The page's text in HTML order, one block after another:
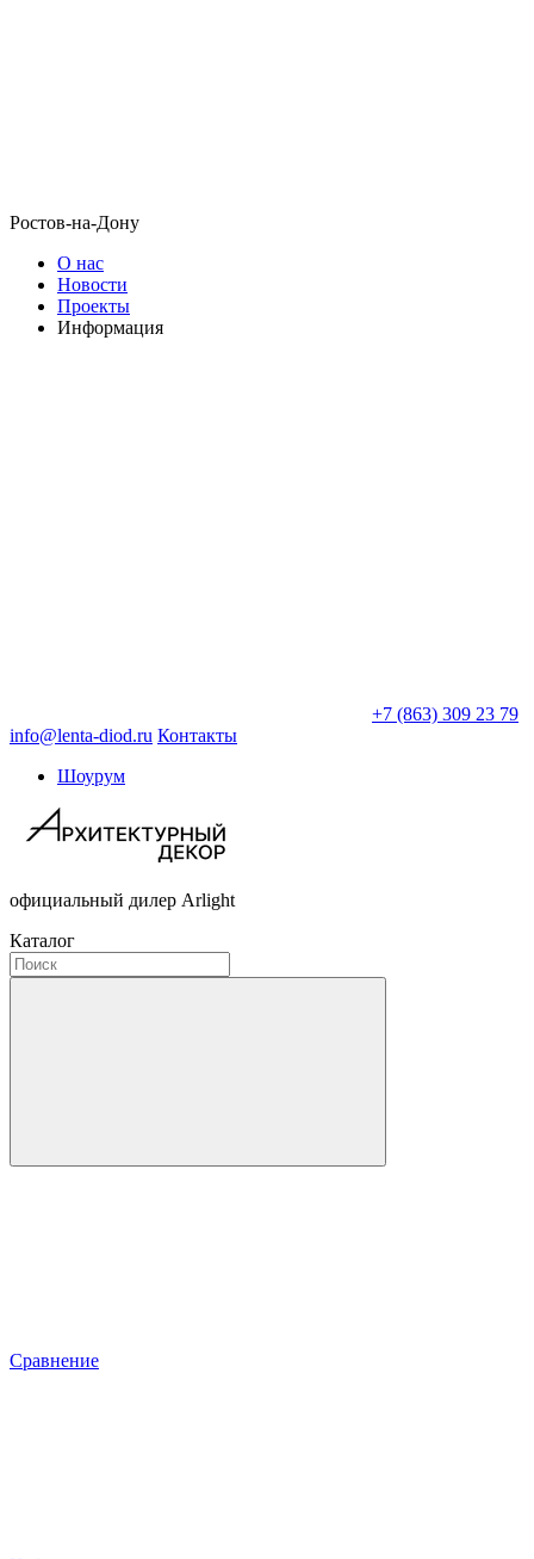
Ростов-на-Дону
О нас
Новости
Проекты
Информация
+7 (863) 309 23 79
info@lenta-diod.ru Контакты
Шоурум
официальный дилер Arlight
Каталог
Сравнение